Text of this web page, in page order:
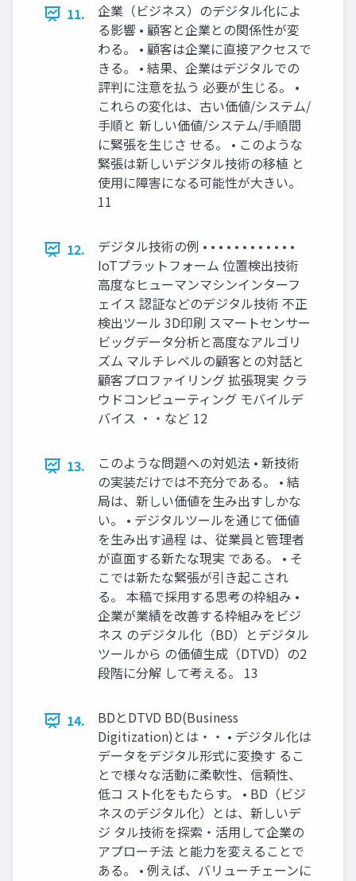
11.
企業（ビジネス）のデジタル化によ
る影響 • 顧客と企業との関係性が変
わる。 • 顧客は企業に直接アクセスで
きる。 • 結果、企業はデジタルでの
評判に注意を払う 必要が生じる。 •
これらの変化は、古い価値/システム/
手順と 新しい価値/システム/手順間
に緊張を生じさ せる。 • このような
緊張は新しいデジタル技術の移植 と
使用に障害になる可能性が大きい。
11
12.
デジタル技術の例 • • • • • • • • • • • •
IoTプラットフォーム 位置検出技術
高度なヒューマンマシンインターフ
ェイス 認証などのデジタル技術 不正
検出ツール 3D印刷 スマートセンサー
ビッグデータ分析と高度なアルゴリ
ズム マルチレベルの顧客との対話と
顧客プロファイリング 拡張現実 クラ
ウドコンピューティング モバイルデ
バイス ・・など 12
13.
このような問題への対処法 • 新技術
の実装だけでは不充分である。 • 結
局は、新しい価値を生み出すしかな
い。 • デジタルツールを通じて価値
を生み出す過程 は、従業員と管理者
が直面する新たな現実 である。 • そ
こでは新たな緊張が引き起こされ
る。 本稿で採用する思考の枠組み •
企業が業績を改善する枠組みをビジ
ネス のデジタル化（BD）とデジタル
ツールから の価値生成（DTVD）の2
段階に分解 して考える。 13
14.
BDとDTVD BD(Business
Digitization)とは・・ • デジタル化は
データをデジタル形式に変換す るこ
とで様々な活動に柔軟性、信頼性、
低コ スト化をもたらす。 • BD（ビジ
ネスのデジタル化）とは、新しいデ
ジ タル技術を探索・活用して企業の
アプローチ法 と能力を変えることで
ある。 • 例えば、バリューチェーンに